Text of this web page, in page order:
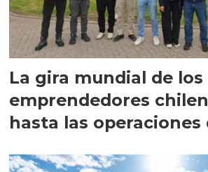
La gira mundial de los
emprendedores
hasta las operaciones